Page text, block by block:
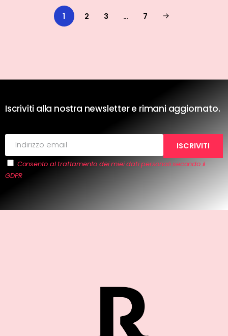
1 2 3 … 7
Iscriviti alla nostra newsletter e rimani aggiornato.
Consento al trattamento dei miei dati personali secondo il
GDPR